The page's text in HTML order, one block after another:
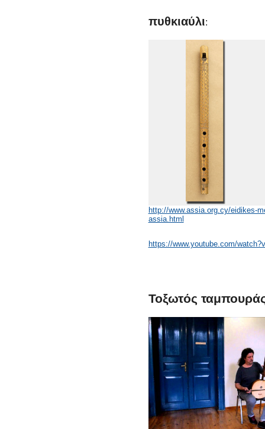
πυθκιαύλι:
http://www.assia.org.cy/eidikes-
assia.html
https://www.youtube.com/
Τοξωτός